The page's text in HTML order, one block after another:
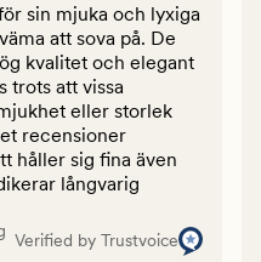
sin mjuka och lyxiga
att sova på. De
kvalitet och elegant
trots att vissa
eller storlek
recensioner
håller sig fina även
långvarig
Verified by Trustvoice